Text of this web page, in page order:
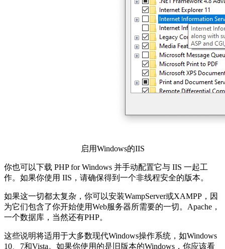
启用Windows的IIS
你也可以下载 PHP for Windows 并手动配置它与 IIS 一起工
作。如果你使用 IIS，请确保得到一个非线程安全的版本。
如果这一切都太复杂，你可以安装WampServer或XAMPP，因
为它们包含了你开始使用Web服务器所需要的一切。Apache，
一个数据库，当然还有PHP。
这些说明将适用于大多数现代Windows操作系统，如Windows
10、7和Vista。如果你使用的是旧版本的Windows，你应该看